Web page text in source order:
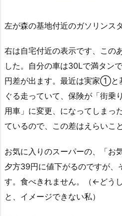
左が森の基地付近のガソリンス
右は自宅付近の表示です、この
した。自分の車は30Lで満タン
円差が出ます。最近は実家①と
ぐる走っていて、保険が「街乗
用車」に変更、になってしまっ
ているので、この差はえらいこ
お気に入りのスーパーの、「
夕方39円に値下がるのですが
す。食べきれません。（←どう
と、イメージできない私）